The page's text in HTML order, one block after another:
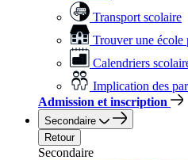
Transport scolaire
Trouver une école
Calendriers
Implication des
Admission et inscription
Secondaire
Retour
Secondaire